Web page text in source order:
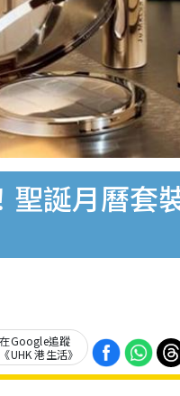
聖誕月曆
在Google追蹤
《UHK 港生活》